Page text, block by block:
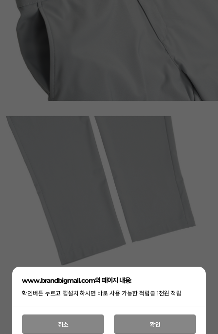
www.brandbigmall.com의 페이지 내용:
확인버튼 누르고 앱설치 하시면 바로 사용 가능한 적립금 1천원 적립
취소 확인